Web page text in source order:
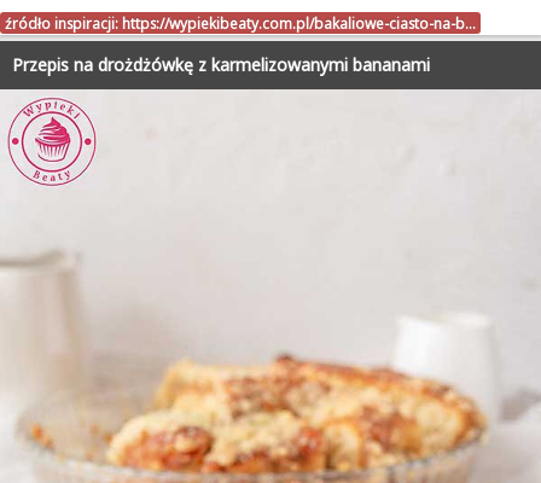
źródło inspiracji: https://wypiekibeaty.com.pl/bakaliowe-ciasto-na-b…
Przepis na drożdżówkę z karmelizowanymi bananami